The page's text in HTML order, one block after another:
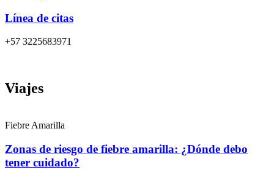
Línea de citas
+57 3225683971
Viajes
Fiebre Amarilla
Zonas de riesgo de fiebre amarilla: ¿Dónde debo
tener cuidado?